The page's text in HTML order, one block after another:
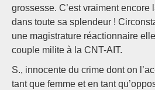
grossesse. C’est vraiment encore
dans toute sa splendeur !
une magistrature réactionnaire
couple milite à la CNT-AIT.
S., innocente du crime dont on
tant que femme et en tant